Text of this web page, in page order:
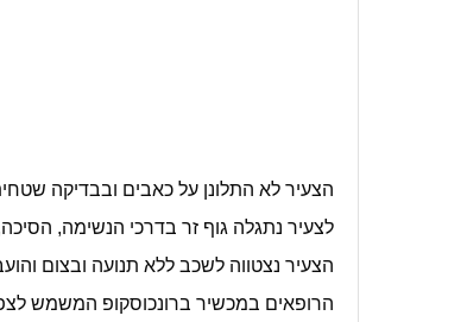
הצעיר לא התלונן על כאבים ובבדיקה
לצעיר נתגלה גוף זר בדרכי הנשימה,
הצעיר נצטווה לשכב ללא תנועה ובצום
הרופאים במכשיר ברונכוסקופ המשמש